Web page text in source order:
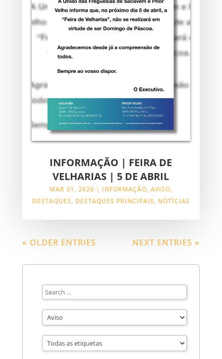
INFORMAÇÃO | FEIRA DE
VELHARIAS | 5 DE ABRIL
MAR 31, 2026 | INFORMAÇÃO, AVISO,
DESTAQUES, DESTAQUES PRINCIPAIS, NOTÍCIAS
« OLDER ENTRIES NEXT ENTRIES »